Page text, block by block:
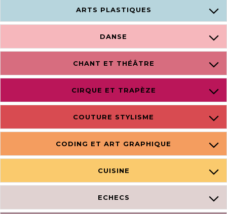
ARTS PLASTIQUES
DANSE
CHANT ET THÉÂTRE
CIRQUE ET TRAPÈZE
COUTURE STYLISME
CODING ET ART GRAPHIQUE
CUISINE
ECHECS